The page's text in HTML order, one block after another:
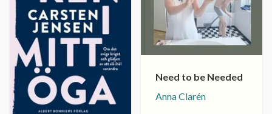
Need to be Needed
Anna Clarén